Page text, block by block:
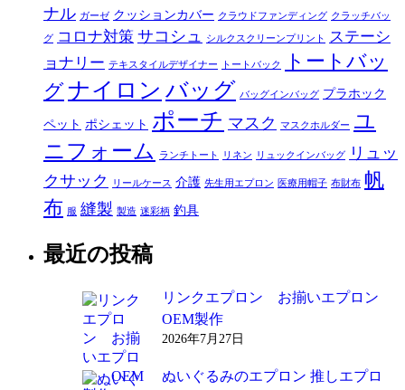
ナル ガーゼ クッションカバー クラウドファンディング クラッチバッ
グ コロナ対策 サコシュ シルクスクリーンプリント
ステーシ
ョナリー テキスタイルデザイナー トートバック
トートバッ
グナイロン バッグ バッグインバッグ プラホック
ペット ポシェット ポーチ マスク マスクホルダー ユ
ニフォーム
ランチトート リネン リュックインバッグ
リュッ
クサック
リールケース 介護 先生用エプロン 医療用帽子 布財布 帆
布 服 縫製 製造 迷彩柄 釣具
最近の投稿
リンクエプロン お揃いエプロン
OEM製作
2026年7月27日
ぬいぐるみのエプロン 推しエプロ